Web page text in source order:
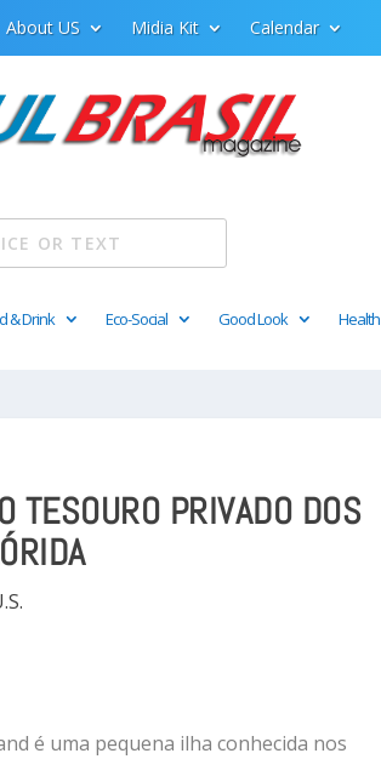
About US Midia Kit Calendar
& Drink Eco-Social Good Look Health
TESOURO PRIVADO DOS
é uma pequena ilha conhecida nos